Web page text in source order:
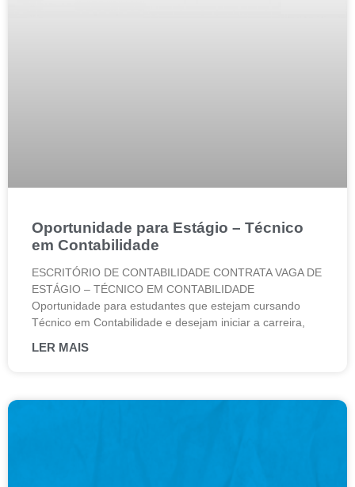
Oportunidade para Estágio – Técnico
em Contabilidade
ESCRITÓRIO DE CONTABILIDADE CONTRATA VAGA DE
ESTÁGIO – TÉCNICO EM CONTABILIDADE
Oportunidade para estudantes que estejam cursando
Técnico em Contabilidade e desejam iniciar a carreira,
LER MAIS